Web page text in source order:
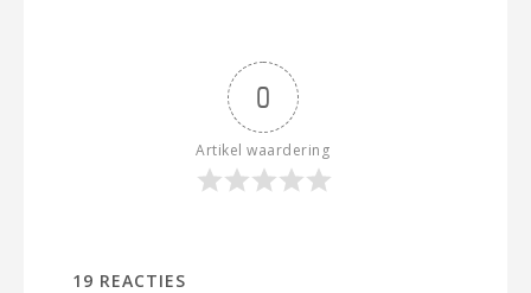
0
Artikel waardering
19 REACTIES